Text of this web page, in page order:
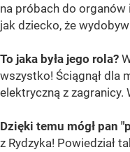
na próbach do organów
jak dziecko, że
To jaka była jego rola?
wszystko! Ściągnął dla
elektryczną z zagranicy.
Dzięki temu mógł pan
z Rydzyka! Powiedział